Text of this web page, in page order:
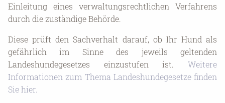
Einleitung eines verwaltungsrechtlichen Verfahrens
durch die zuständige Behörde.
Diese prüft den Sachverhalt darauf, ob Ihr Hund als
gefährlich im Sinne des jeweils geltenden
Landeshundegesetzes einzustufen ist. Weitere
Informationen zum Thema Landeshundegesetze finden
Sie hier.